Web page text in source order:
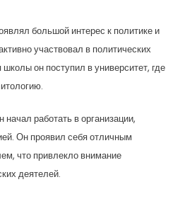
большой интерес к политике и
участвовал в политических
он поступил в университет, где
работать в организации,
Он проявил себя отличным
что привлекло внимание
деятелей.